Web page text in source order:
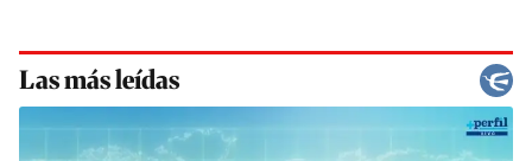
Las más leídas